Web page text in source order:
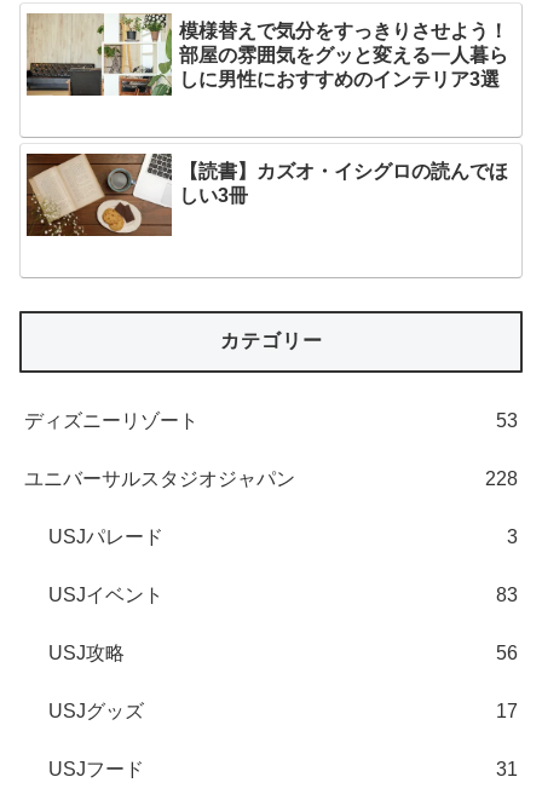
模様替えで気分をすっきりさせよう！
部屋の雰囲気をグッと変える一人暮ら
しに男性におすすめのインテリア3選
【読書】カズオ・イシグロの読んでほ
しい3冊
カテゴリー
ディズニーリゾート 53
ユニバーサルスタジオジャパン 228
USJパレード 3
USJイベント 83
USJ攻略 56
USJグッズ 17
USJフード 31